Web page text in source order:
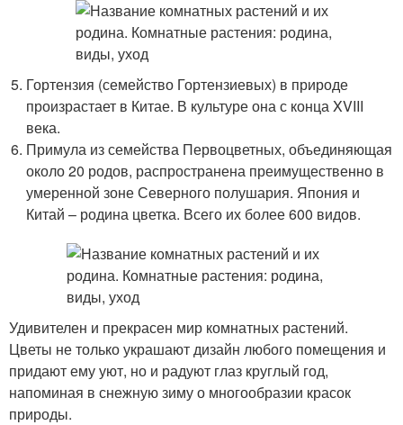
Гортензия (семейство Гортензиевых) в природе
произрастает в Китае. В культуре она с конца XVIII
века.
Примула из семейства Первоцветных, объединяющая
около 20 родов, распространена преимущественно в
умеренной зоне Северного полушария. Япония и
Китай – родина цветка. Всего их более 600 видов.
Удивителен и прекрасен мир комнатных растений.
Цветы не только украшают дизайн любого помещения и
придают ему уют, но и радуют глаз круглый год,
напоминая в снежную зиму о многообразии красок
природы.